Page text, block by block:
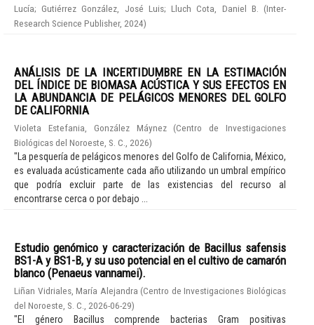
Lucía;Gutiérrez González, José Luis;Lluch Cota, Daniel B. (Inter-
Research Science Publisher, 2024)
ANÁLISIS DE LA INCERTIDUMBRE EN LA ESTIMACIÓN
DEL ÍNDICE DE BIOMASA ACÚSTICA Y SUS EFECTOS EN
LA ABUNDANCIA DE PELÁGICOS MENORES DEL GOLFO
DE CALIFORNIA
Violeta Estefania, González Máynez (Centro de Investigaciones
Biológicas del Noroeste, S. C.
2026)
"La pesquería de pelágicos menores del Golfo de California, México,
es evaluada acústicamente cada año utilizando un umbral empírico
que podría excluir parte de las existencias del recurso al
encontrarse cerca o por debajo ...
Estudio genómico y caracterización de Bacillus safensis
BS1-A y BS1-B, y su uso potencial en el cultivo de camarón
blanco (Penaeus vannamei).
Liñan Vidriales, María Alejandra (Centro de Investigaciones Biológicas
del Noroeste, S. C.
2026-06-29)
"El género Bacillus comprende bacterias Gram positivas